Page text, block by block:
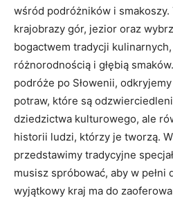
wśród podróżników i
krajobrazy gór, jezior oraz
bogactwem tradycji
różnorodnością i głębią
podróże po Słowenii,
potraw, które są
dziedzictwa kulturowego, ale
historii ludzi, którzy je tworzą.
przedstawimy tradycyjne
musisz spróbować, aby w pełni
wyjątkowy kraj ma do